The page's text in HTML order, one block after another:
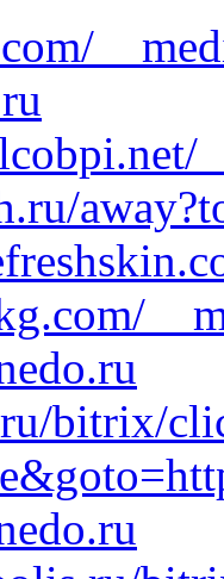
bitrix/